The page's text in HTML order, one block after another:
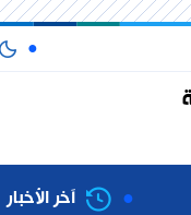
آخر الأخبار